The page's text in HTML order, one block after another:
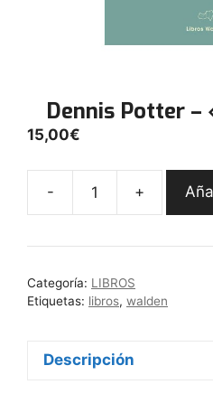
Dennis Potter –
15,00€
-
Dennis
-
+
Categoría: LIBROS
Etiquetas: libros, walden
Descripción